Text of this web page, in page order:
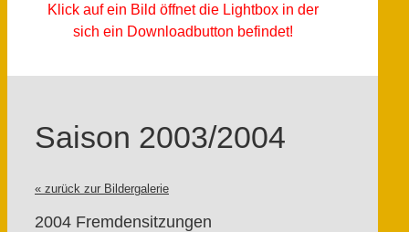
Klick auf ein Bild öffnet die Lightbox in der
sich ein Downloadbutton befindet!
Saison 2003/2004
« zurück zur Bildergalerie
2004 Fremdensitzungen